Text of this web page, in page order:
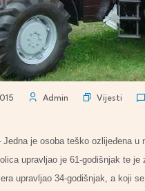
Admin Vijesti
Jedna je osoba teško ozlijeđena u
upravljao je 61-godišnjak te
upravljao 34-godišnjak, a koji